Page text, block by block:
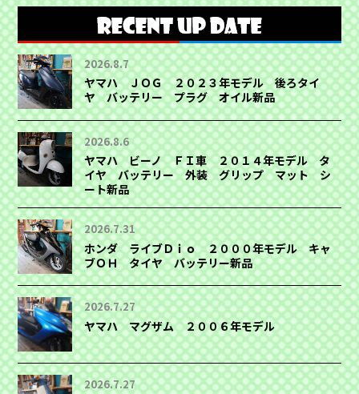
2026.8.7
ヤマハ ＪＯＧ ２０２３年モデル 後ろタイ
ヤ バッテリー プラグ オイル新品
2026.8.6
ヤマハ ビーノ ＦＩ車 ２０１４年モデル タ
イヤ バッテリー 外装 グリップ マット シ
ート新品
2026.7.31
ホンダ ライブＤｉｏ ２０００年モデル キャ
ブＯＨ タイヤ バッテリー新品
2026.7.27
ヤマハ マグザム ２００６年モデル
2026.7.27